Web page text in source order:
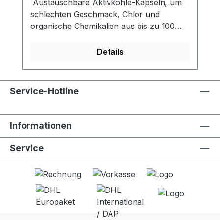
Austauschbare Aktivkohle-Kapseln, um
schlechten Geschmack, Chlor und
organische Chemikalien aus bis zu 100
reduziert Chlor, organische chemische
den Geschmack - Erfüllt den NSF 42-
Kompatibel mit LifeStraw Go (alle
Filterleistung- Aktivkohlekapseln in
Lebensmittelqualität - Einfach
auszutauschen- 2 Stck. pro
Details
Service-Hotline
Informationen
Service